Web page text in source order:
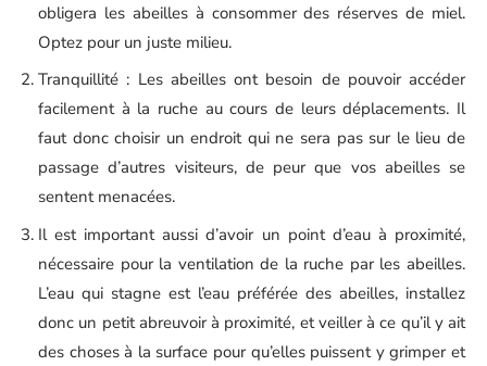
obligera les abeilles à consommer des réserves de miel.
Optez pour un juste milieu.
Tranquillité : Les abeilles ont besoin de pouvoir accéder
facilement à la ruche au cours de leurs déplacements. Il
faut donc choisir un endroit qui ne sera pas sur le lieu de
passage d’autres visiteurs, de peur que vos abeilles se
sentent menacées.
Il est important aussi d’avoir un point d’eau à proximité,
nécessaire pour la ventilation de la ruche par les abeilles.
L’eau qui stagne est l’eau préférée des abeilles, installez
donc un petit abreuvoir à proximité, et veiller à ce qu’il y ait
des choses à la surface pour qu’elles puissent y grimper et